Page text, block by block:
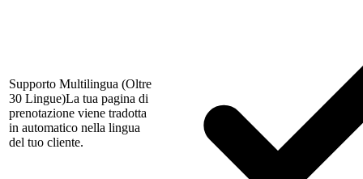
Supporto Multilingua (Oltre
30 Lingue)La tua pagina di
prenotazione viene tradotta
in automatico nella lingua
del tuo cliente.